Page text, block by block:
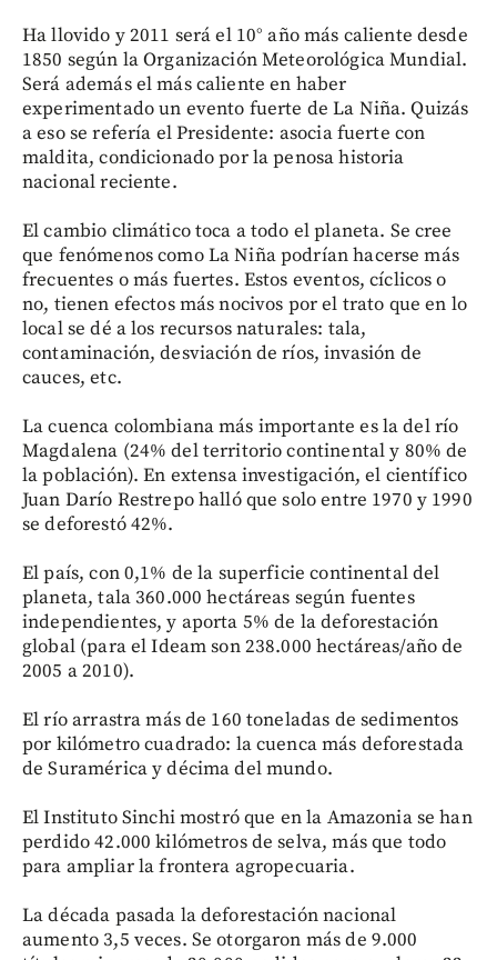
Ha llovido y 2011 será el 10° año más caliente desde
1850 según la Organización Meteorológica Mundial.
Será además el más caliente en haber
experimentado un evento fuerte de La Niña. Quizás
a eso se refería el Presidente: asocia fuerte con
maldita, condicionado por la penosa historia
nacional reciente.
El cambio climático toca a todo el planeta. Se cree
que fenómenos como La Niña podrían hacerse más
frecuentes o más fuertes. Estos eventos, cíclicos o
no, tienen efectos más nocivos por el trato que en lo
local se dé a los recursos naturales: tala,
contaminación, desviación de ríos, invasión de
cauces, etc.
La cuenca colombiana más importante es la del río
Magdalena (24% del territorio continental y 80% de
la población). En extensa investigación, el científico
Juan Darío Restrepo halló que solo entre 1970 y 1990
se deforestó 42%.
El país, con 0,1% de la superficie continental del
planeta, tala 360.000 hectáreas según fuentes
independientes, y aporta 5% de la deforestación
global (para el Ideam son 238.000 hectáreas/año de
2005 a 2010).
El río arrastra más de 160 toneladas de sedimentos
por kilómetro cuadrado: la cuenca más deforestada
de Suramérica y décima del mundo.
El Instituto Sinchi mostró que en la Amazonia se han
perdido 42.000 kilómetros de selva, más que todo
para ampliar la frontera agropecuaria.
La década pasada la deforestación nacional
aumento 3,5 veces. Se otorgaron más de 9.000